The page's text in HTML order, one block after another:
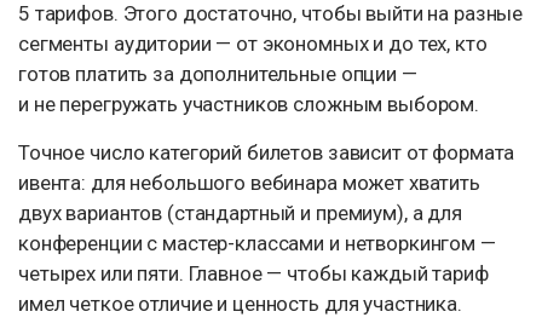
5 тарифов. Этого достаточно, чтобы выйти на разные
сегменты аудитории — от экономных и до тех, кто
готов платить за дополнительные опции —
и не перегружать участников сложным выбором.
Точное число категорий билетов зависит от формата
ивента: для небольшого вебинара может хватить
двух вариантов (стандартный и премиум), а для
конференции с мастер-классами и нетворкингом —
четырех или пяти. Главное — чтобы каждый тариф
имел четкое отличие и ценность для участника.